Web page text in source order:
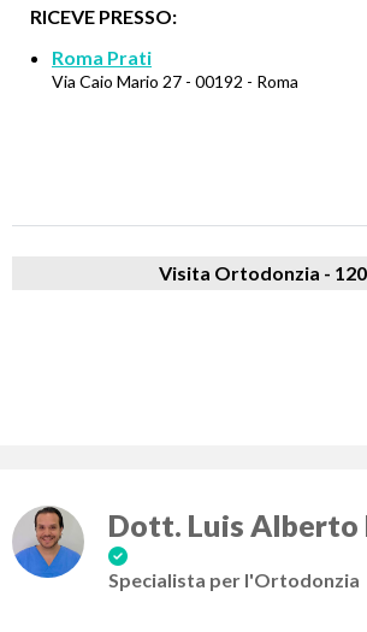
RICEVE PRESSO:
Roma Prati
Via Caio Mario 27 - 00192 - Roma
Visita Ortodonzia -
Dott. Luis Alberto
Specialista per l'Ortodonzia